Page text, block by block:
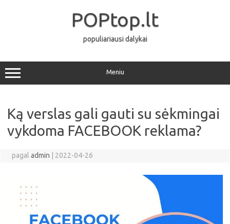
POPtop.lt
populiariausi dalykai
Meniu
Ką verslas gali gauti su sėkmingai
vykdoma FACEBOOK reklama?
pagal admin 2022-04-26